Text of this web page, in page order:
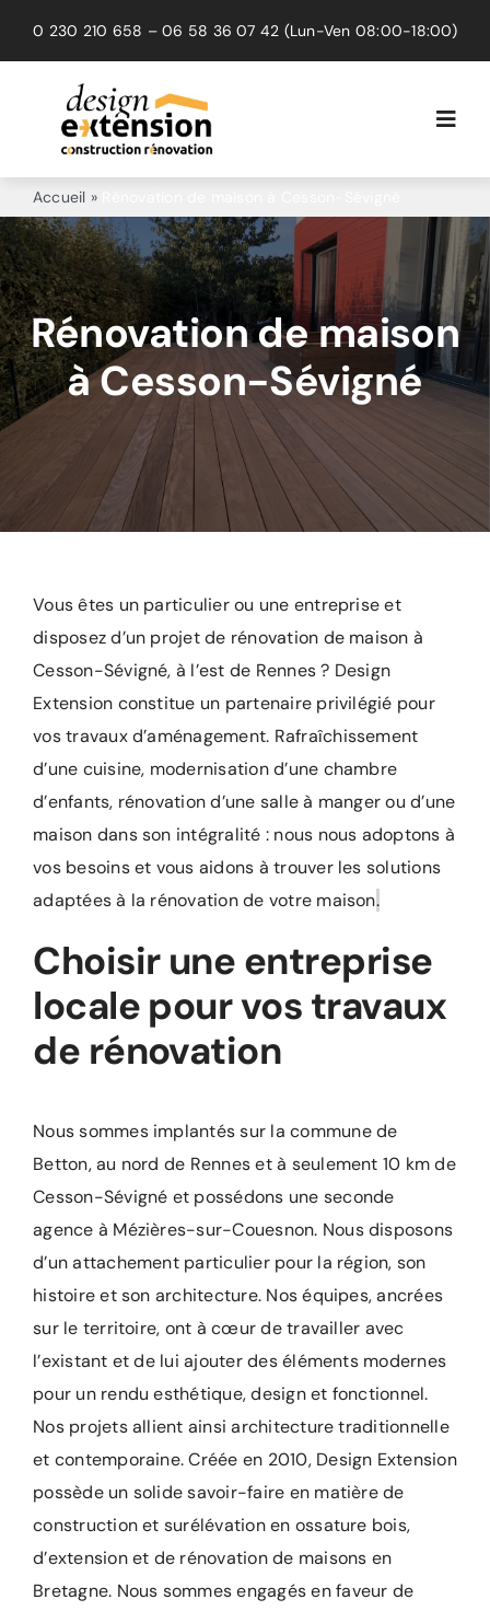
0 230 210 658 –06 58 36 07 42 (Lun-Ven 08:00-18:00)
Extension
Rénovation
Surélévation
Réalisations
Contact/Devis
Accueil »
Rénovation de maison
à Cesson-Sévigné
Vous êtes un particulier ou une entreprise et
disposez d’un projet de rénovation de maison à
Cesson-Sévigné, à l’est de Rennes ? Design
Extension constitue un partenaire privilégié pour
vos travaux d’aménagement. Rafraîchissement
d’une cuisine, modernisation d’une chambre
d’enfants, rénovation d’une salle à manger ou d’une
maison dans son intégralité : nous nous adoptons à
vos besoins et vous aidons à trouver les solutions
adaptées à la rénovation de votre maison.
Choisir une entreprise
locale pour vos travaux
de rénovation
Nous sommes implantés sur la commune de
Betton, au nord de Rennes et à seulement 10 km de
Cesson-Sévigné et possédons une seconde
agence à Mézières-sur-Couesnon. Nous disposons
d’un attachement particulier pour la région, son
histoire et son architecture. Nos équipes, ancrées
sur le territoire, ont à cœur de travailler avec
l’existant et de lui ajouter des éléments modernes
pour un rendu esthétique, design et fonctionnel.
Nos projets allient ainsi architecture traditionnelle
et contemporaine. Créée en 2010, Design Extension
possède un solide savoir-faire en matière de
construction et surélévation en ossature bois,
d’extension et de rénovation de maisons en
Bretagne. Nous sommes engagés en faveur de